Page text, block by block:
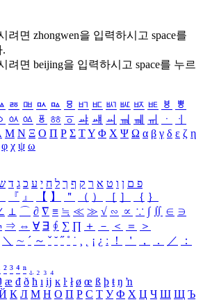
려면 zhongwen을 입력하시고 space를
.
려면 beijing을 입력하시고 space를 누르
ㅭ ㅮ ㅯ ㅰ ㅱ ㅲ ㅳ ㅴ ㅵ ㅶ ㅷ ㅸ
ㅹ
ㆂ ㆃ ㆄ ㆅ ㆆ ㆇ ㆈ ㆉ ㆊ ㆋ ㆌ ㆍ
ㆎ
Μ Ν Ξ Ο Π Ρ Σ ΤΥ Φ Χ Ψ Ω α β γ δ ε ζ η
φ χ ψ ω
פ ם ן ו ט א ר ק ף ך ל ח י ע כ ג ד
『 』 【 】 ＂ （ ） ［ ］ ｛ ｝
⊥ ⌒ ∂ ∇ ≡ ≒ ≪ ≫ √ ∽ ∝ ∵ ∫ ∬ ∈ ∋
⇒ ⇔ ∀ ∃ ∮ ∑ ∏ ＋ － ＜ ＝
＞
＼ ∼ ´ ～ ˇ ˘ ˝ ˚ ˙ ¸ ¡ ¿ ː ！ ＇ ， ． ／
：
² ³ ⁴ ⁿ ₁ ₂ ₃ ₄
æ đ ð ħ ı ĳ ĸ ŀ ł ø œ ß þ ŧ ŋ ŉ
К Л М Н О П Р С Т У Ф Х Ц Ч Ш Щ Ъ